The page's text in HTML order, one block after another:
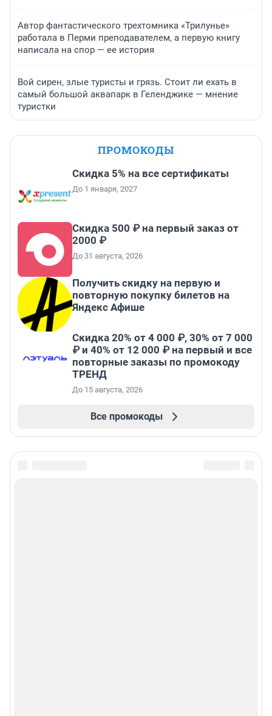
Автор фантастического трехтомника «Трилунье»
работала в Перми преподавателем, а первую книгу
написала на спор — ее история
Вой сирен, злые туристы и грязь. Стоит ли ехать в
самый большой аквапарк в Геленджике — мнение
туристки
ПРОМОКОДЫ
Скидка 5% на все сертификаты
До 1 января, 2027
Скидка 500 ₽ на первый заказ от
2000 ₽
До 31 августа, 2026
Получить скидку на первую и
повторную покупку билетов на
Яндекс Афише
Скидка 20% от 4 000 ₽, 30% от 7 000
₽ и 40% от 12 000 ₽ на первый и все
повторные заказы по промокоду
ТРЕНД
До 15 августа, 2026
Все промокоды